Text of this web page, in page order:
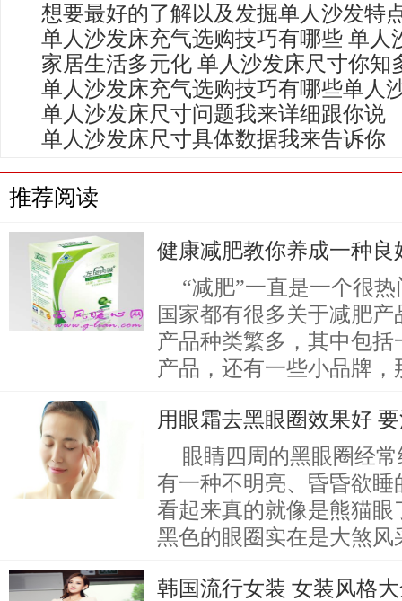
想要最好的了解以及发掘单人沙发特
单人沙发床充气选购技巧有哪些 单人
家居生活多元化 单人沙发床尺寸你知
单人沙发床充气选购技巧有哪些单人
单人沙发床尺寸问题我来详细跟你说
单人沙发床尺寸具体数据我来告诉你
推荐阅读
健康减肥教你养成一种良
“减肥”一直是一个很
国家都有很多关于减肥
产品种类繁多，其中包
产品，还有一些小品牌
用眼霜去黑眼圈效果好
眼睛四周的黑眼圈经
有一种不明亮、昏昏欲
看起来真的就像是熊猫
黑色的眼圈实在是大煞风
韩国流行女装 女装风格